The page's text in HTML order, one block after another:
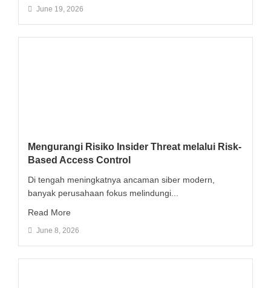
June 19, 2026
Mengurangi Risiko Insider Threat melalui Risk-
Based Access Control
Di tengah meningkatnya ancaman siber modern,
banyak perusahaan fokus melindungi...
Read More
June 8, 2026